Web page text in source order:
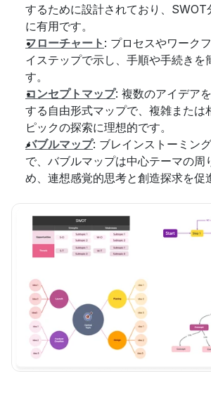
するために設計されており、SWOT
に有用です。
フローチャート : プロセスやワーク
イステップで示し、手順や手続きを
す。
コンセプトマップ: 複数のアイデア
する自由形式マップで、複雑または
ピックの探索に理想的です。
バブルマップ: ブレインストーミン
で、バブルマップは中心テーマの周
め、連想感覚的思考と創造探求を促